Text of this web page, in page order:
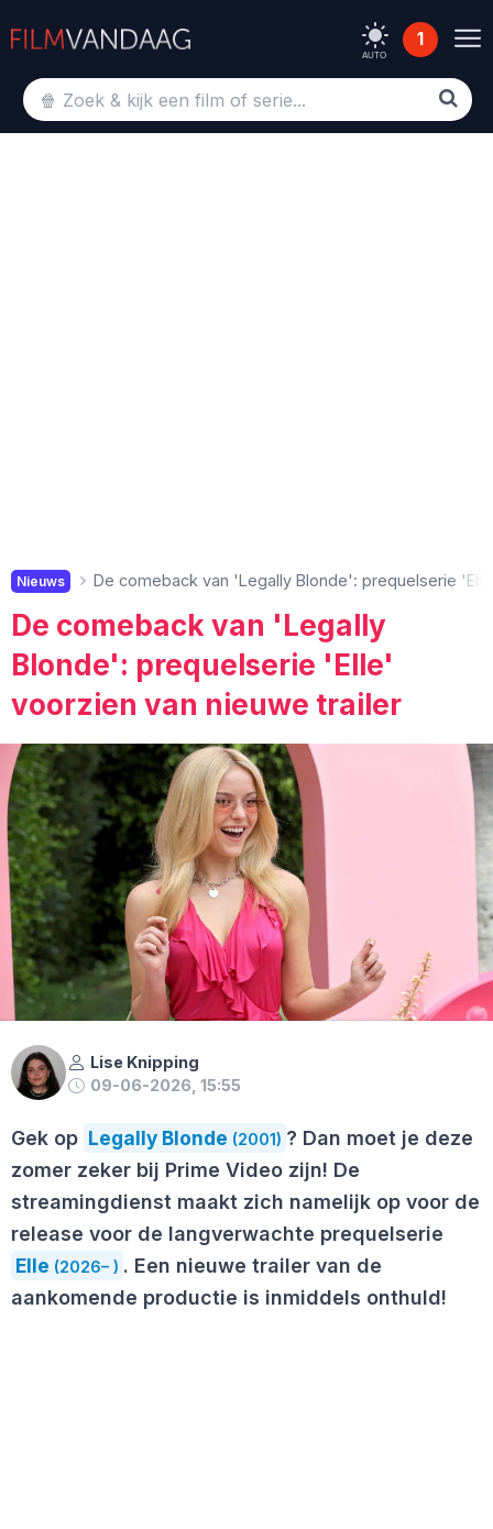
AUTO
1
Nieuws De comeback van 'Legally Blonde': prequelserie
De comeback van 'Legally
Blonde': prequelserie 'Elle'
voorzien van nieuwe trailer
Lise Knipping
09-06-2026, 15:55
Gek op Legally Blonde (2001) ? Dan moet je deze
zomer zeker bij Prime Video zijn! De
streamingdienst maakt zich namelijk op voor de
release voor de langverwachte prequelserie
Elle (2026– ) . Een nieuwe trailer van de
aankomende productie is inmiddels onthuld!